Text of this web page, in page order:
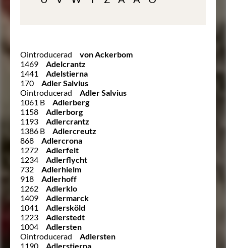
Ointroducerad
von Ackerbom
1469
Adelcrantz
1441
Adelstierna
170
Adler Salvius
Ointroducerad
Adler Salvius
1061 B
Adlerberg
1158
Adlerborg
1193
Adlercrantz
1386 B
Adlercreutz
868
Adlercrona
1272
Adlerfelt
1234
Adlerflycht
732
Adlerhielm
918
Adlerhoff
1262
Adlerklo
1409
Adlermarck
1041
Adlersköld
1223
Adlerstedt
1004
Adlersten
Ointroducerad
Adlersten
1190
Adlerstierna